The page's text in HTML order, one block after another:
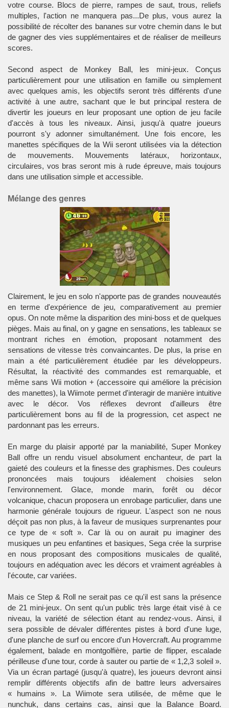
votre course. Blocs de pierre, rampes de saut, trous, reliefs
multiples, l'action ne manquera pas...De plus, vous aurez la
possibilité de récolter des bananes sur votre chemin dans le but
de gagner des vies supplémentaires et de réaliser de meilleurs
scores.
Second aspect de Monkey Ball, les mini-jeux. Conçus
particulièrement pour une utilisation en famille ou simplement
avec quelques amis, les objectifs seront très différents d'une
activité à une autre, sachant que le but principal restera de
divertir les joueurs en leur proposant une option de jeu facile
d'accès à tous les niveaux. Ainsi, jusqu'à quatre joueurs
pourront s'y adonner simultanément. Une fois encore, les
manettes spécifiques de la Wii seront utilisées via la détection
de mouvements. Mouvements latéraux, horizontaux,
circulaires, vos bras seront mis à rude épreuve, mais toujours
dans une utilisation simple et accessible.
Mélange des genres
Clairement, le jeu en solo n'apporte pas de grandes nouveautés
en terme d'expérience de jeu, comparativement au premier
opus. On note même la disparition des mini-boss et de quelques
pièges. Mais au final, on y gagne en sensations, les tableaux se
montrant riches en émotion, proposant notamment des
sensations de vitesse très convaincantes. De plus, la prise en
main a été particulièrement étudiée par les développeurs.
Résultat, la réactivité des commandes est remarquable, et
même sans Wii motion + (accessoire qui améliore la précision
des manettes), la Wiimote permet d'interagir de manière intuitive
avec le décor. Vos réflexes devront d'ailleurs être
particulièrement bons au fil de la progression, cet aspect ne
pardonnant pas les erreurs.
En marge du plaisir apporté par la maniabilité, Super Monkey
Ball offre un rendu visuel absolument enchanteur, de part la
gaieté des couleurs et la finesse des graphismes. Des couleurs
prononcées mais toujours idéalement choisies selon
l'environnement. Glace, monde marin, forêt ou décor
volcanique, chacun proposera un enrobage particulier, dans une
harmonie générale toujours de rigueur. L'aspect son ne nous
déçoit pas non plus, à la faveur de musiques surprenantes pour
ce type de « soft ». Car là ou on aurait pu imaginer des
musiques un peu enfantines et basiques, Sega crée la surprise
en nous proposant des compositions musicales de qualité,
toujours en adéquation avec les décors et vraiment agréables à
l'écoute, car variées.
Mais ce Step & Roll ne serait pas ce qu'il est sans la présence
de 21 mini-jeux. On sent qu'un public très large était visé à ce
niveau, la variété de sélection étant au rendez-vous. Ainsi, il
sera possible de dévaler différentes pistes à bord d'une luge,
d'une planche de surf ou encore d'un Hovercraft. Au programme
également, balade en montgolfière, partie de flipper, escalade
périlleuse d'une tour, corde à sauter ou partie de « 1,2,3 soleil ».
Via un écran partagé (jusqu'à quatre), les joueurs devront ainsi
remplir différents objectifs afin de battre leurs adversaires
« humains ». La Wiimote sera utilisée, de même que le
nunchuk, dans certains cas, ainsi que la Balance Board.